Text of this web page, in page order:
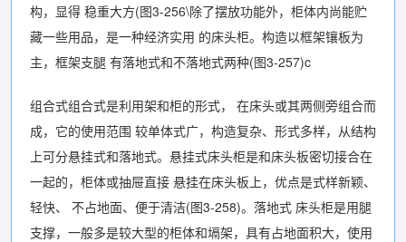
构，显得 稳重大方(图3-256\除了摆放功能外，柜体内尚能贮
藏一些用品，是一种经济实用 的床头柜。构造以框架镶板为
主，框架支腿 有落地式和不落地式两种(图3-257)c
组合式组合式是利用架和柜的形式， 在床头或其两侧旁组合而
成，它的使用范围 较单体式广，构造复杂、形式多样，从结构
上可分悬挂式和落地式。悬挂式床头柜是和床头板密切接合在
一起的，柜体或抽屉直接 悬挂在床头板上，优点是式样新颖、
轻快、 不占地面、便于清洁(图3-258)。落地式 床头柜是用腿
支撑，一般多是较大型的柜体和塥架，具有占地面积大，使用